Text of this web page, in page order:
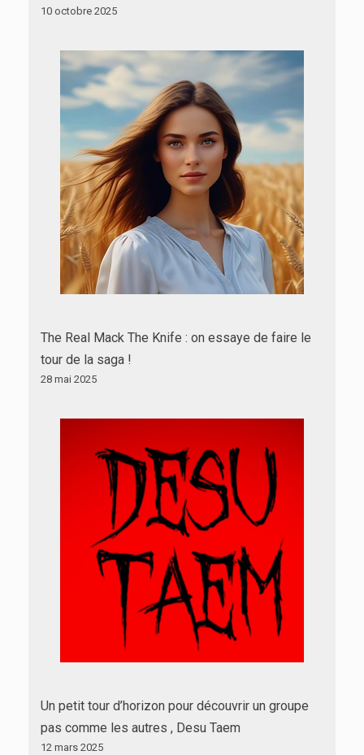
10 octobre 2025
The Real Mack The Knife : on essaye de faire le
tour de la saga !
28 mai 2025
Un petit tour d’horizon pour découvrir un groupe
pas comme les autres , Desu Taem
12 mars 2025